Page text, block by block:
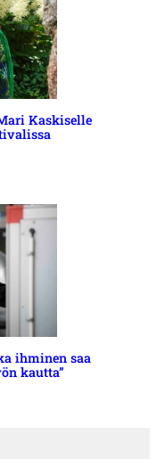
Kaskiselle
ihminen saa
kautta”